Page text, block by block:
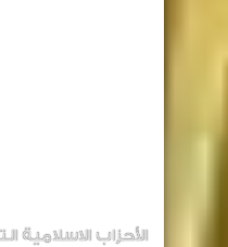
الأحزاب الاسلامية